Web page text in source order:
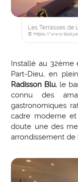
Les Terrasses de
© https://
Installé au
Part-Dieu, en
Radisson Blu, le
connu des
gastronomiques
cadre moderne
doute une des
arrondissement de